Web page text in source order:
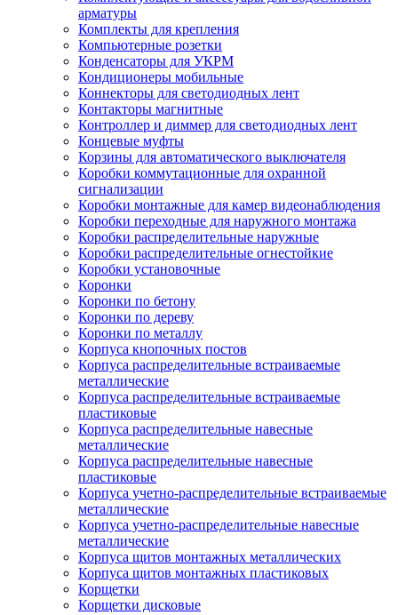
арматуры
Комплекты для крепления
Компьютерные розетки
Конденсаторы для УКРМ
Кондиционеры мобильные
Коннекторы для светодиодных лент
Контакторы магнитные
Контроллер и диммер для светодиодных лент
Концевые муфты
Корзины для автоматического выключателя
Коробки коммутационные для охранной
сигнализации
Коробки монтажные для камер видеонаблюдения
Коробки переходные для наружного монтажа
Коробки распределительные наружные
Коробки распределительные огнестойкие
Коробки установочные
Коронки
Коронки по бетону
Коронки по дереву
Коронки по металлу
Корпуса кнопочных постов
Корпуса распределительные встраиваемые
металлические
Корпуса распределительные встраиваемые
пластиковые
Корпуса распределительные навесные
металлические
Корпуса распределительные навесные
пластиковые
Корпуса учетно-распределительные встраиваемые
металлические
Корпуса учетно-распределительные навесные
металлические
Корпуса щитов монтажных металлических
Корпуса щитов монтажных пластиковых
Корщетки
Корщетки дисковые